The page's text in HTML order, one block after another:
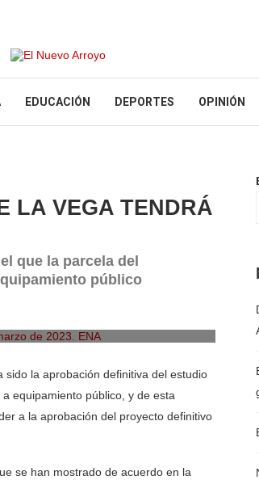
EDUCACIÓN DEPORTES OPINIÓN
LA VEGA TENDRÁ
que la parcela del
público
la aprobación definitiva del estudio
equipamiento público, y de esta
a la aprobación del proyecto definitivo
se han mostrado de acuerdo en la